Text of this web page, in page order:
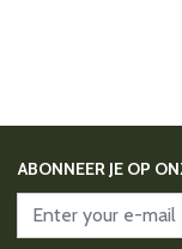
ABONNEER JE OP